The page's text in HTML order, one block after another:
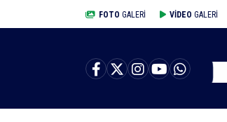
FOTO GALERİ VİDEO GALERİ